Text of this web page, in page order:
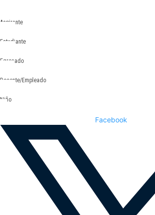
Aspirante
Estudiante
Egresado
Docente/Empleado
Niño
Facebook